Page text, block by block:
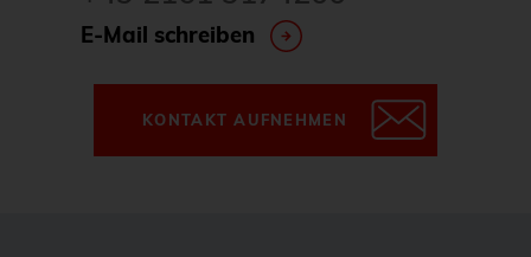
E-Mail schreiben
KONTAKT AUFNEHMEN